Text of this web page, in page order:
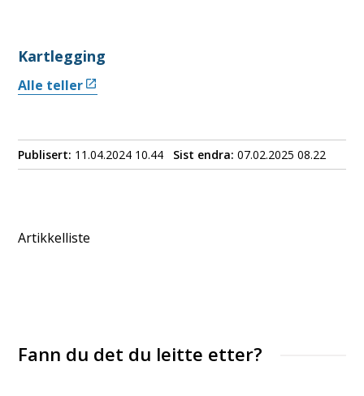
Kartlegging
Alle teller
Publisert 11.04.2024 10.44 Sist endra 07.02.2025 08.22
Artikkelliste
Fann du det du leitte etter?